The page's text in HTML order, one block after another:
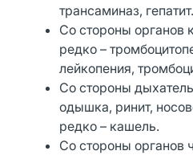
трансаминаз, гепатит.
Со стороны органов
редко –
лейкопения,
Со стороны
одышка, ринит,
редко – кашель.
Со стороны органов